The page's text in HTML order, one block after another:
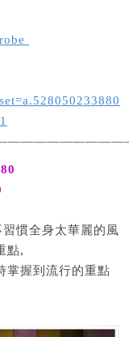
慣全身太華麗的風
點,
掌握到流行的重點